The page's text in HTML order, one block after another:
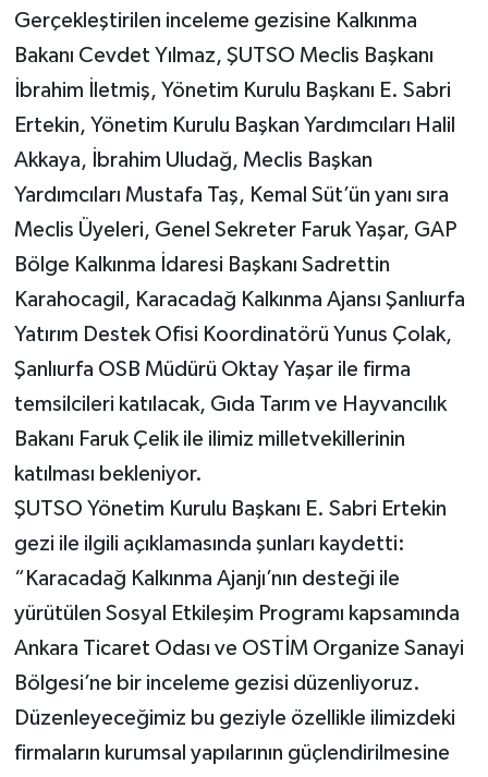
Gerçekleştirilen inceleme gezisine Kalkınma
Bakanı Cevdet Yılmaz, ŞUTSO Meclis Başkanı
İbrahim İletmiş, Yönetim Kurulu Başkanı E. Sabri
Ertekin, Yönetim Kurulu Başkan Yardımcıları Halil
Akkaya, İbrahim Uludağ, Meclis Başkan
Yardımcıları Mustafa Taş, Kemal Süt’ün yanı sıra
Meclis Üyeleri, Genel Sekreter Faruk Yaşar, GAP
Bölge Kalkınma İdaresi Başkanı Sadrettin
Karahocagil, Karacadağ Kalkınma Ajansı Şanlıurfa
Yatırım Destek Ofisi Koordinatörü Yunus Çolak,
Şanlıurfa OSB Müdürü Oktay Yaşar ile firma
temsilcileri katılacak, Gıda Tarım ve Hayvancılık
Bakanı Faruk Çelik ile ilimiz milletvekillerinin
katılması bekleniyor.
ŞUTSO Yönetim Kurulu Başkanı E. Sabri Ertekin
gezi ile ilgili açıklamasında şunları kaydetti:
“Karacadağ Kalkınma Ajanjı’nın desteği ile
yürütülen Sosyal Etkileşim Programı kapsamında
Ankara Ticaret Odası ve OSTİM Organize Sanayi
Bölgesi’ne bir inceleme gezisi düzenliyoruz.
Düzenleyeceğimiz bu geziyle özellikle ilimizdeki
firmaların kurumsal yapılarının güçlendirilmesine